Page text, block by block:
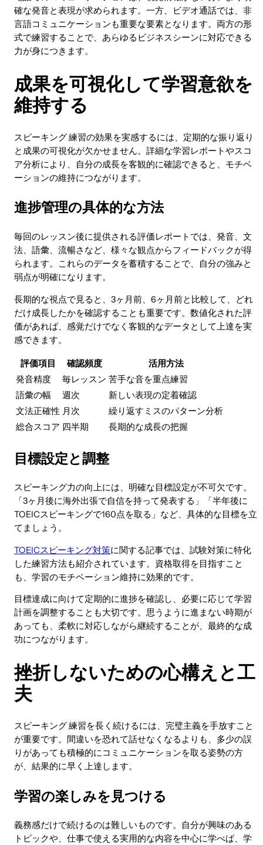
確な発音と表現が求められます。一方、ビデオ通話では、非
言語コミュニケーションも重要な要素となります。両方の形
式で練習することで、あらゆるビジネスシーンに対応できる
力が身につきます。
成果を可視化して学習意欲を
維持する
スピーキング 練習の効果を実感するには、定期的な振り返り
と成果の可視化が欠かせません。詳細な学習レポートやスコ
ア分析により、自分の成長を客観的に確認できると、モチベ
ーションの維持につながります。
進捗管理の具体的な方法
毎回のレッスン後に提供される評価レポートでは、発音、文
法、語彙、流暢さなど、様々な観点からフィードバックが得
られます。これらのデータを蓄積することで、自分の強みと
弱点が明確になります。
長期的な視点で見ると、3ヶ月前、6ヶ月前と比較して、どれ
だけ成長したかを確認することも重要です。数値化された評
価があれば、感覚だけでなく客観的なデータとして上達を実
感できます。
評価項目 確認頻度
活用方法
発音精度
毎レッスン 苦手な音を重点練習
語彙の幅
週次
新しい表現の定着確認
文法正確性 月次
繰り返すミスのパターン分析
総合スコア 四半期 長期的な成長の把握
目標設定と調整
スピーキング力の向上には、明確な目標設定が不可欠です。
「3ヶ月後に海外出張で自信を持って発表する」「半年後に
TOEICスピーキングで160点を取る」など、具体的な目標を立
てましょう。
TOEICスピーキング対策に関する記事では、試験対策に特化
した練習方法も紹介されています。資格取得を目指すこと
も、学習のモチベーション維持に効果的です。
目標達成に向けて定期的に進捗を確認し、必要に応じて学習
計画を調整することも大切です。思うように進まない時期が
あっても、柔軟に対応しながら継続することが、最終的な成
功につながります。
挫折しないための心構えと工
夫
スピーキング 練習を長く続けるには、完璧主義を手放すこと
が重要です。間違いを恐れて話せなくなるよりも、多少の誤
りがあっても積極的にコミュニケーションを取る姿勢の方
が、結果的に早く上達します。
学習の楽しみを見つける
義務感だけで続けるのは難しいものです。自分が興味のある
トピックや、仕事で使える実用的な内容を中心に学べば、学